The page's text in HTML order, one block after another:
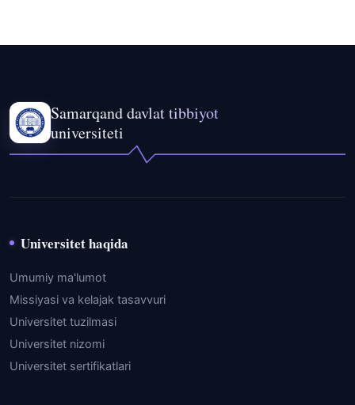
Samarqand davlat tibbiyot
universiteti
Universitet haqida
Umumiy ma'lumot
Missiyasi va kelajak tasavvuri
Universitet tuzilmasi
Universitet nizomi
Universitet sertifikatlari